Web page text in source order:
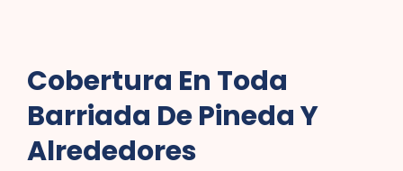
Cobertura En Toda
Barriada De Pineda Y
Alrededores